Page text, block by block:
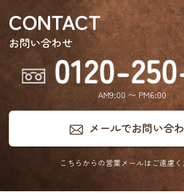
CONTACT
お問い合わせ
AM9:00 〜 PM6:00
メールでお問い合
こちらからの営業メールはご遠慮